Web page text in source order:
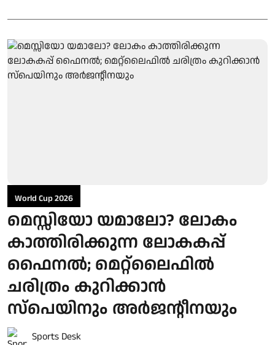
World Cup 2026
മെസ്സിയോ യമാലോ? ലോകം
കാത്തിരിക്കുന്ന ലോകകപ്പ്
ഫൈനൽ; മെറ്റ്ലൈഫിൽ
ചരിത്രം കുറിക്കാൻ
സ്പെയിനും അർജന്റീനയും
Sports Desk